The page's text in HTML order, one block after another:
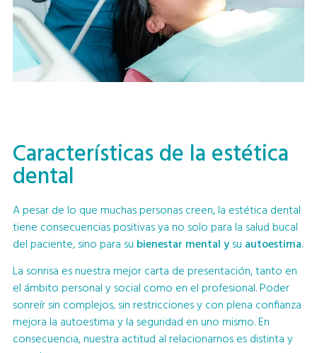
Características de la estética
dental
A pesar de lo que muchas personas creen, la estética dental
tiene consecuencias positivas ya no solo para la salud bucal
del paciente, sino para su bienestar mental y su autoestima.
La sonrisa es nuestra mejor carta de presentación, tanto en
el ámbito personal y social como en el profesional. Poder
sonreír sin complejos, sin restricciones y con plena confianza
mejora la autoestima y la seguridad en uno mismo. En
consecuencia, nuestra actitud al relacionarnos es distinta y